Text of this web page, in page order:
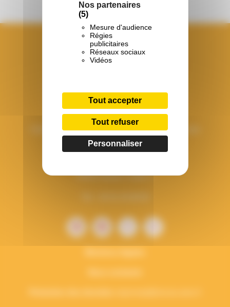
Nos partenaires
(5)
Mesure d'audience
Régies
publicitaires
Réseaux sociaux
Vidéos
Tout accepter
Tout refuser
Personnaliser
Union Régionale Les Francas des Pays de la Loire
15 boulevard de Berlin
44040 Nantes Cedex 1